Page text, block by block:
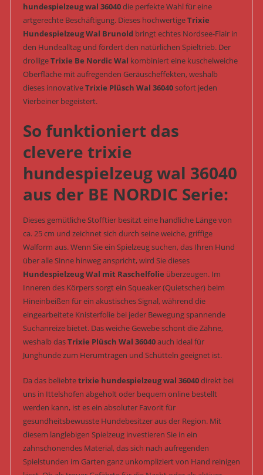
hundespielzeug wal 36040die perfekte Wahl für eine
artgerechte Beschäftigung. Dieses hochwertigeTrixie
Hundespielzeug Wal Brunoldbringt echtes Nordsee-Flair in
den Hundealltag und fördert den natürlichen Spieltrieb. Der
drolligeTrixie Be Nordic Wal kombiniert eine kuschelweiche
Oberfläche mit aufregenden Geräuscheffekten, weshalb
dieses innovativeTrixie Plüsch Wal 36040sofort jeden
Vierbeiner begeistert.
So funktioniert das
clevere trixie
hundespielzeug wal 36040
aus der BE NORDIC Serie:
Dieses gemütliche Stofftier besitzt eine handliche Länge von
ca. 25 cm und zeichnet sich durch seine weiche, griffige
Walform aus. Wenn Sie ein Spielzeug suchen, das Ihren Hund
über alle Sinne hinweg anspricht, wird Sie dieses
Hundespielzeug Wal mit Raschelfolie überzeugen. Im
Inneren des Körpers sorgt ein Squeaker (Quietscher) beim
Hineinbeißen für ein akustisches Signal, während die
eingearbeitete Knisterfolie bei jeder Bewegung spannende
Suchanreize bietet. Das weiche Gewebe schont die Zähne,
weshalb dasTrixie Plüsch Wal 36040auch ideal für
Junghunde zum Herumtragen und Schütteln geeignet ist.
Da das beliebtetrixie hundespielzeug wal 36040direkt bei
uns in Ittelshofen abgeholt oder bequem online bestellt
werden kann, ist es ein absoluter Favorit für
gesundheitsbewusste Hundebesitzer aus der Region. Mit
diesem langlebigen Spielzeug investieren Sie in ein
zahnschonendes Material, das sich nach aufregenden
Spielstunden im Garten ganz unkompliziert von Hand reinigen